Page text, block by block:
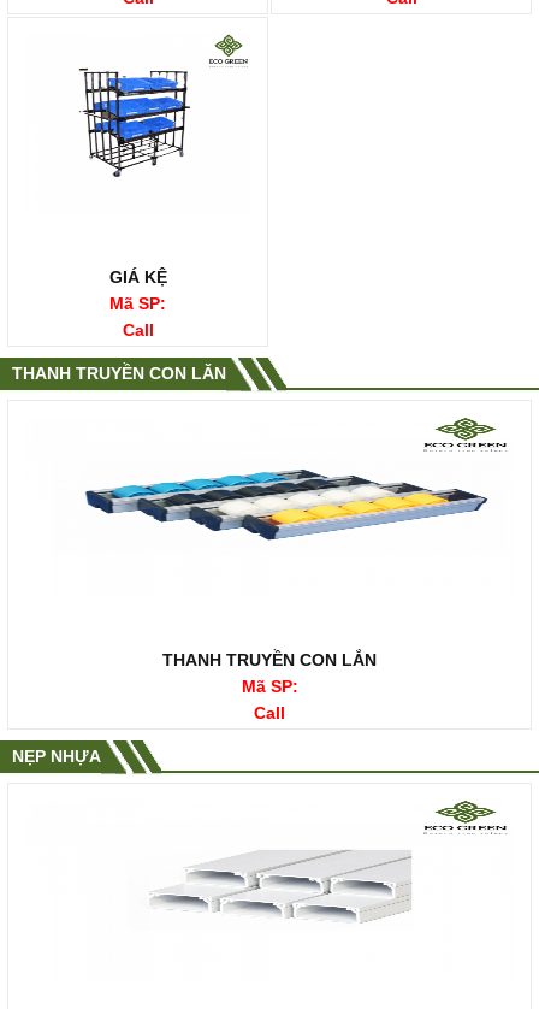
GIÁ KỆ
Mã SP:
Call
THANH TRUYỀN CON LĂN
THANH TRUYỀN CON LẮN
Mã SP:
Call
NẸP NHỰA